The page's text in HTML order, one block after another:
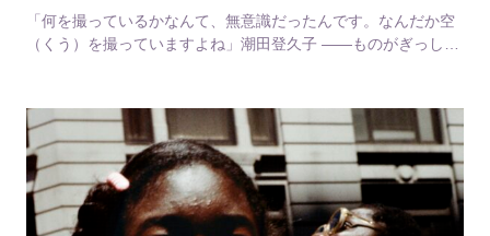
「何を撮っているかなんて、無意識だったんです。なんだか空
（くう）を撮っていますよね」潮田登久子 ——ものがぎっしり